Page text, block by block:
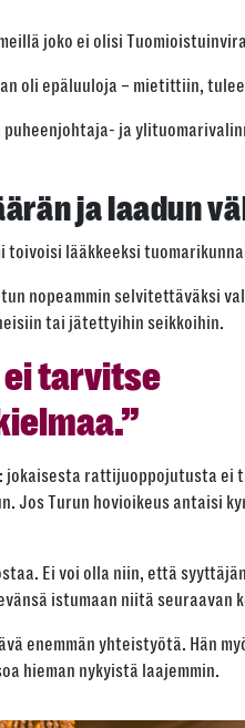
joko ei olisi
oli epäluuloja – mietittiin,
ja
ja laadun
lääkkeeksi
nopeammin selvitettäväksi
tai jätettyihin seikkoihin.
tarvitse
jokaisesta rattijuoppojutusta
Turun hovioikeus antaisi
Ei voi olla niin, että
istumaan niitä seuraavan
enemmän yhteistyötä. Hän
hieman nykyistä laajemmin.